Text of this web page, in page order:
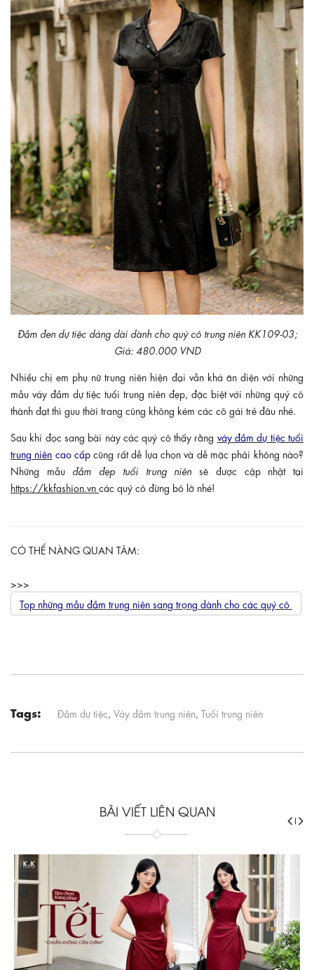
Đầm đen dự tiệc dáng dài dành cho quý cô trung niên KK109-03;
Giá: 480.000 VND
Nhiều chị em phụ nữ trung niên hiện đại vẫn khá ăn diện với những
mẫu váy đầm dự tiệc tuổi trung niên đẹp, đặc biệt với những quý cô
thành đạt thì guu thời trang cũng không kém các cô gái trẻ đâu nhé.
Sau khi đọc sang bài này các quý cô thấy rằng váy đầm dự tiệc tuổi
trung niên cao cấp cũng rất dễ lựa chọn và dễ mặc phải không nào?
Những mẫu đầm đẹp tuổi trung niên sẽ được cập nhật tại
https://kkfashion.vn các quý cô đừng bỏ lỡ nhé!
CÓ THỂ NÀNG QUAN TÂM:
>>>
Top những mẫu đầm trung niên sang trọng dành cho các quý cô
Tags: Đầm dự tiệc Váy đầm trung niên Tuổi trung niên
BÀI VIẾT LIÊN QUAN